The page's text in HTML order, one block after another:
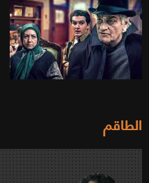
الطاقم